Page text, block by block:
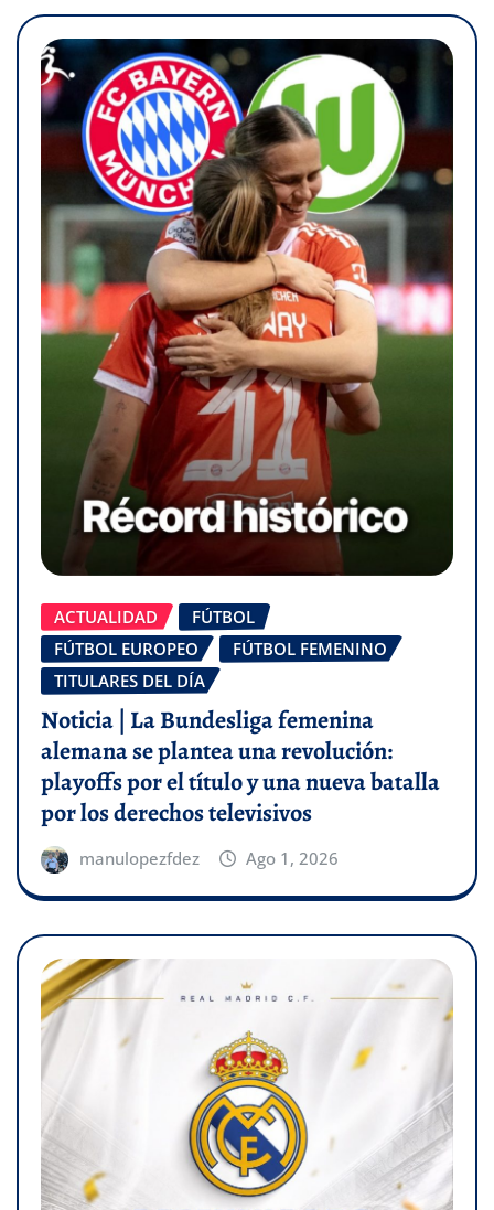
ACTUALIDAD
FÚTBOL
FÚTBOL EUROPEO
FÚTBOL FEMENINO
TITULARES DEL DÍA
Noticia | La Bundesliga femenina
alemana se plantea una revolución:
playoffs por el título y una nueva batalla
por los derechos televisivos
manulopezfdez Ago 1, 2026